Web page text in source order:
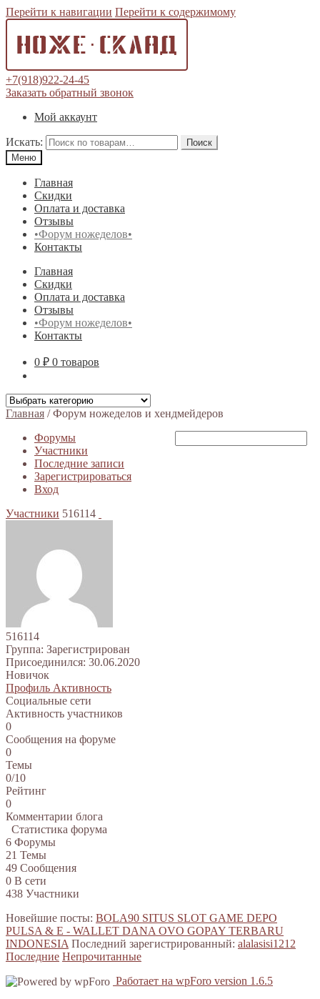
Перейти к навигации Перейти к содержимому
+7(918)922-24-45
Заказать обратный звонок
Мой аккаунт
Искать:
Поиск
Меню
Главная
Скидки
Оплата и доставка
Отзывы
•Форум ножеделов•
Контакты
Главная
Скидки
Оплата и доставка
Отзывы
•Форум ножеделов•
Контакты
0 ₽ 0 товаров
Главная /Форум ножеделов и хендмейдеров
Форумы
Участники
Последние записи
Зарегистрироваться
Вход
Участники 516114
516114
Группа: Зарегистрирован
Присоединился: 30.06.2020
Новичок
Профиль Активность
Социальные сети
Активность участников
0
Сообщения на форуме
0
Темы
0/10
Рейтинг
0
Комментарии блога
Статистика форума
6 Форумы
21 Темы
49 Сообщения
0 В сети
438 Участники
Новейшие посты: BOLA90 SITUS SLOT GAME DEPO
PULSA & E - WALLET DANA OVO GOPAY TERBARU
INDONESIA Последний зарегистрированный: alalasisi1212
Последние Непрочитанные
Работает на wpForo version 1.6.5